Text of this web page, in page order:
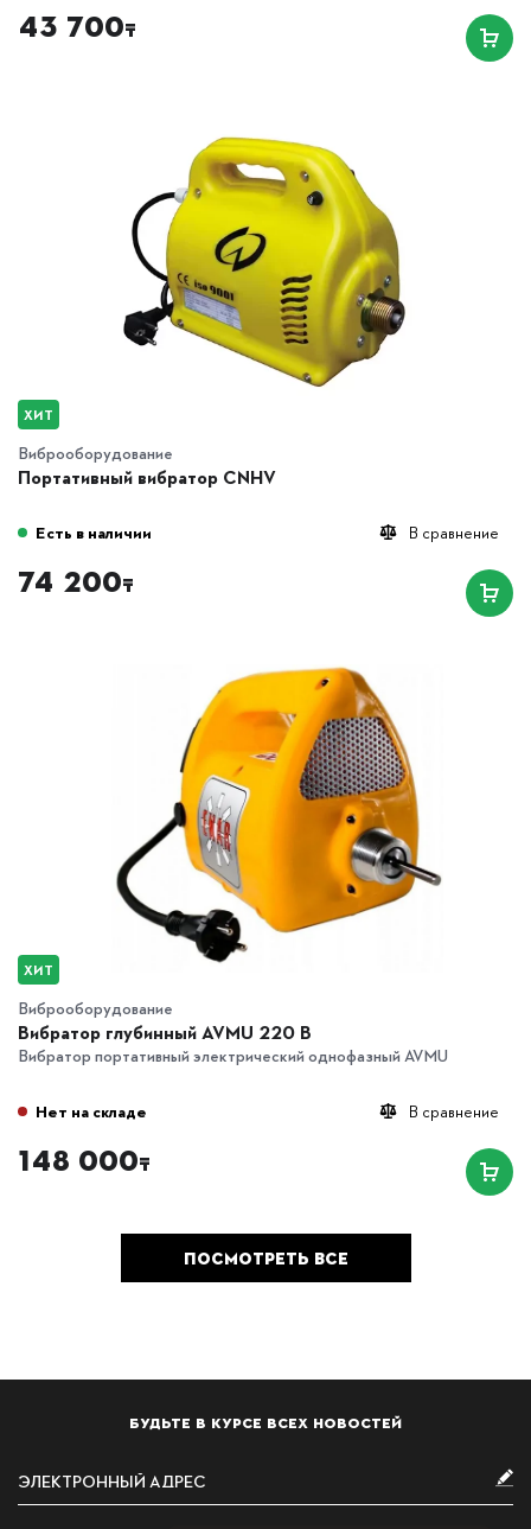
43 700₸
ХИТ
Виброоборудование
Портативный вибратор CNHV
В сравнение
Есть в наличии
74 200₸
ХИТ
Виброоборудование
Вибратор глубинный AVMU 220 B
Вибратор портативный электрический однофазный AVMU
В сравнение
Нет на складе
148 000₸
ПОСМОТРЕТЬ ВСЕ
БУДЬТЕ В КУРСЕ ВСЕХ НОВОСТЕЙ